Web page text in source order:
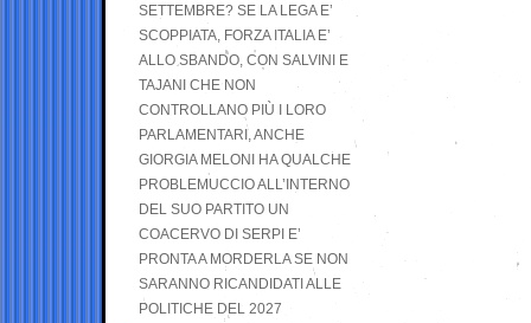
SETTEMBRE? SE LA LEGA E’
SCOPPIATA, FORZA ITALIA E’
ALLO SBANDO, CON SALVINI E
TAJANI CHE NON
CONTROLLANO PIÙ I LORO
PARLAMENTARI, ANCHE
GIORGIA MELONI HA QUALCHE
PROBLEMUCCIO ALL’INTERNO
DEL SUO PARTITO UN
COACERVO DI SERPI E’
PRONTA A MORDERLA SE NON
SARANNO RICANDIDATI ALLE
POLITICHE DEL 2027